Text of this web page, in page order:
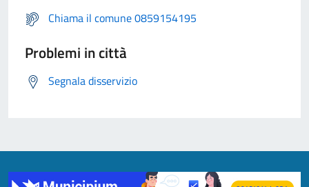
Chiama il comune 0859154195
Problemi in città
Segnala disservizio